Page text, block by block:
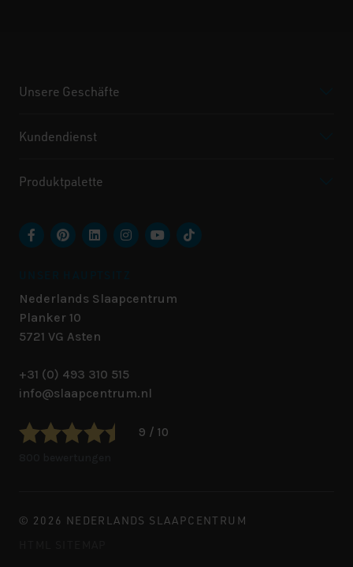
Unsere Geschäfte
Kundendienst
Produktpalette
Nederlands Slaapcentrum
Planker 10
5721 VG Asten
+31 (0) 493 310 515
info@slaapcentrum.nl
9 / 10
© 2026 NEDERLANDS SLAAPCENTRUM